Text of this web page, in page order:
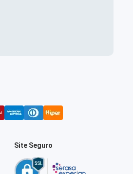
Site Seguro